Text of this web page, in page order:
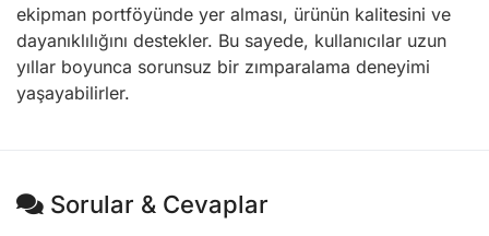
ekipman portföyünde yer alması, ürünün kalitesini ve
dayanıklılığını destekler. Bu sayede, kullanıcılar uzun
yıllar boyunca sorunsuz bir zımparalama deneyimi
yaşayabilirler.
Sorular & Cevaplar